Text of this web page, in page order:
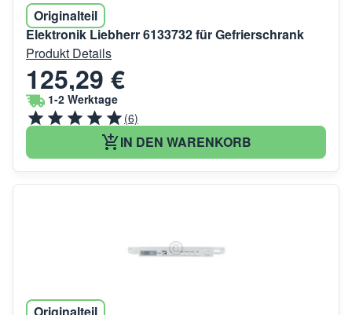
Originalteil
Elektronik Liebherr 6133732 für Gefrierschrank
Produkt Details
125,29 €
1-2 Werktage
(6)
IN DEN WARENKORB
Originalteil